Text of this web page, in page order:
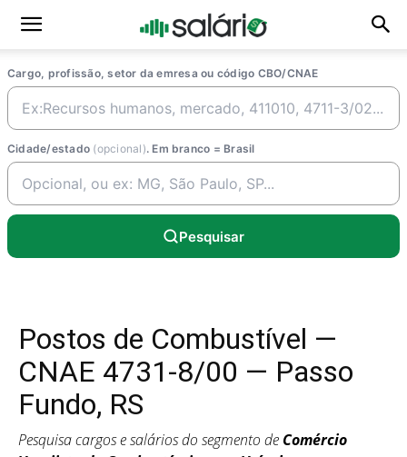
Cargo, profissão, setor da emresa ou código CBO/CNAE
Cidade/estado (opcional). Em branco = Brasil
Pesquisar
Postos de Combustível —
CNAE 4731-8/00 — Passo
Fundo, RS
Pesquisa cargos e salários do segmento de Comércio